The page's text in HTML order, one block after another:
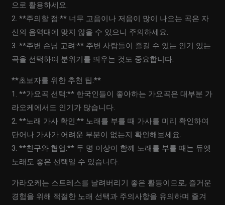
으로 활용하세요.
2. **주의할 점:** 너무 고음이나 저음이 많이 나오는 곡은 자
신의 음역대에 맞지 않을 수 있으니 주의하세요.
3. **주변 손님 고려:** 주변 사람들이 즐길 수 있는 인기 있는
곡을 선택하여 분위기를 띄우는 것도 중요합니다.
**초보자를 위한 추천 팁:**
1. **가요곡 선택:** 한국인들이 좋아하는 가요곡은 대부분 가
라오케에서도 인기가 많습니다.
2. **노래 가사 확인:** 노래를 부를 때 가사를 미리 확인하여
단어나 가사가 어려운 부분이 없는지 확인해보세요.
3. **친구와 협업:** 두 명 이상이 함께 노래를 부를 때는 듀엣
노래도 좋은 선택일 수 있습니다.
가라오케는 스트레스를 날려버리기 좋은 활동이므로, 즐거운
경험을 위해 적절한 노래 선택과 주의사항을 유의하며 즐겨